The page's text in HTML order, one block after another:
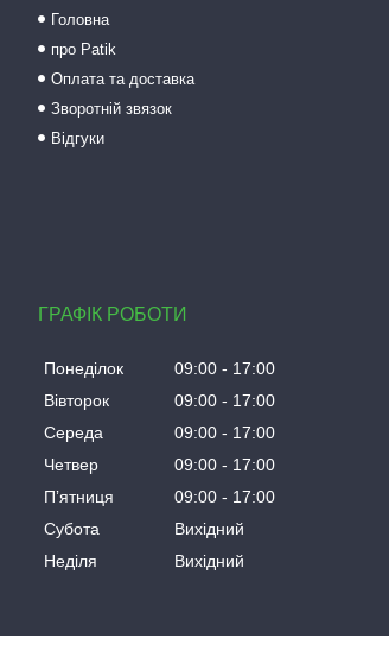
Головна
про Patik
Оплата та доставка
Зворотній звязок
Відгуки
ГРАФІК РОБОТИ
Понеділок 09:00
17:00
Вівторок
09:00
17:00
Середа
09:00
17:00
Четвер
09:00
17:00
Пʼятниця
09:00
17:00
Субота
Вихідний
Неділя
Вихідний